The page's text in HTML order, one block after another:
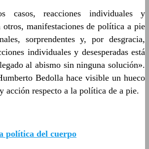
casos, reacciones individuales y
otros, manifestaciones de política a pie
sorprendentes y, por desgracia,
individuales y desesperadas está
al abismo sin ninguna solución».
Bedolla hace visible un hueco
acción respecto a la política de a pie.
política del cuerpo